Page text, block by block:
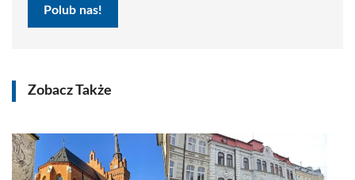
Polub nas!
Zobacz Także